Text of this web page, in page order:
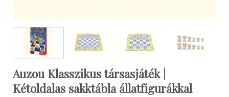
Auzou Klasszikus társasjáték |
Kétoldalas sakktábla állatfigurákkal